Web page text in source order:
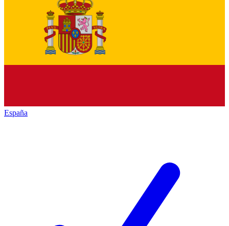
España